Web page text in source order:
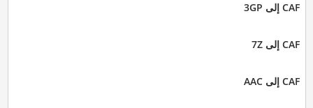
CAF إلى 3GP
CAF إلى 7Z
CAF إلى AAC